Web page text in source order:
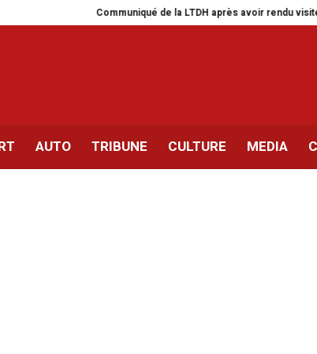
Communiqué de la LTDH après avoir rendu visite à
AUTO TRIBUNE CULTURE MEDIA